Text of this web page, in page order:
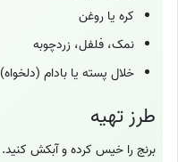
کره یا روغن
نمک، فلفل، زردچوبه
خلال پسته یا بادام (دلخواه)
طرز تهیه
برنج را خیس کرده و آبکش کنید.